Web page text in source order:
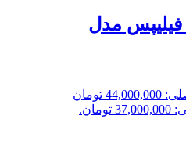
مدل
قیمت اصلی: 44,000,000 تومان